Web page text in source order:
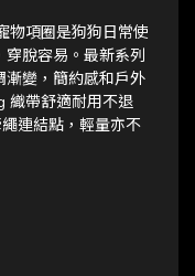
物項圈是狗狗日常使
脫容易。最新系列
漸變，簡約感和戶外
織帶舒適耐用不退
連結點，輕量亦不